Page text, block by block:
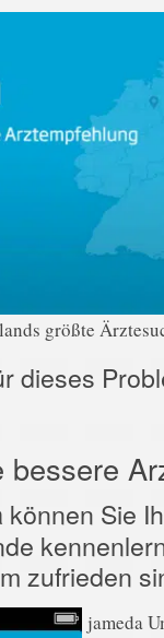
größte
dieses
können Sie
zufrieden
jameda